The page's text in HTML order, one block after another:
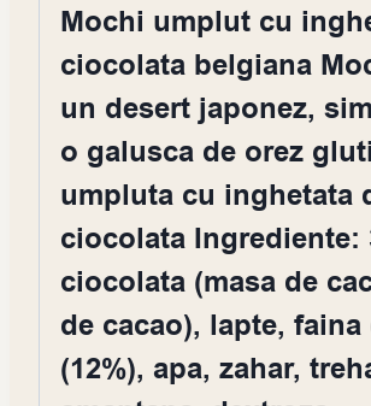
Mochi umplut cu
ciocolata belgiana
un desert japonez,
o galusca de orez
umpluta cu inghetata
ciocolata Ingrediente:
ciocolata (masa de
de cacao), lapte, faina
(12%), apa, zahar,